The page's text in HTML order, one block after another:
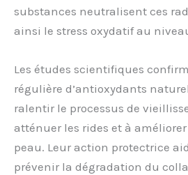
substances neutralisent ces
ainsi le stress oxydatif au
Les études scientifiques
régulière d’antioxydants
ralentir le processus de
atténuer les rides et à
peau. Leur action protectrice
prévenir la dégradation du